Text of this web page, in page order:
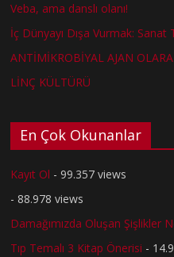
Veba, ama danslı olanı!
İç Dünyayı Dışa Vurmak: Sanat
ANTİMİKROBİYAL AJAN
LİNÇ KÜLTÜRÜ
En Çok Okunanlar
Kayıt Ol - 99.357 views
- 88.978 views
Damağımızda Oluşan Şişlikler
Tıp Temalı 3 Kitap Önerisi -